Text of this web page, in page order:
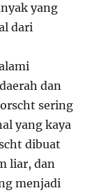
yang
dari
dan
sering
yang kaya
dibuat
liar, dan
menjadi